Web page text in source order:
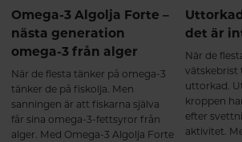
och andra
också
att
en del av
vilket kan
känns
Omega-3 Algolja Forte –
nästa generation
omega-3 från alger
När de flesta tänker på omega-3
tänker de på fiskolja. Men
sanningen är att fiskarna själva
får sina omega-3-fettsyror från
alger. Med Omega-3 Algolja Forte
det är
När de
vätskebrist
uttorkad.
kroppen
efter
aktivitet.